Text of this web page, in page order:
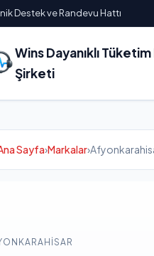
Destek ve Randevu Hattı
Wins Dayanıklı
Şirketi
Sayfa›Markalar›